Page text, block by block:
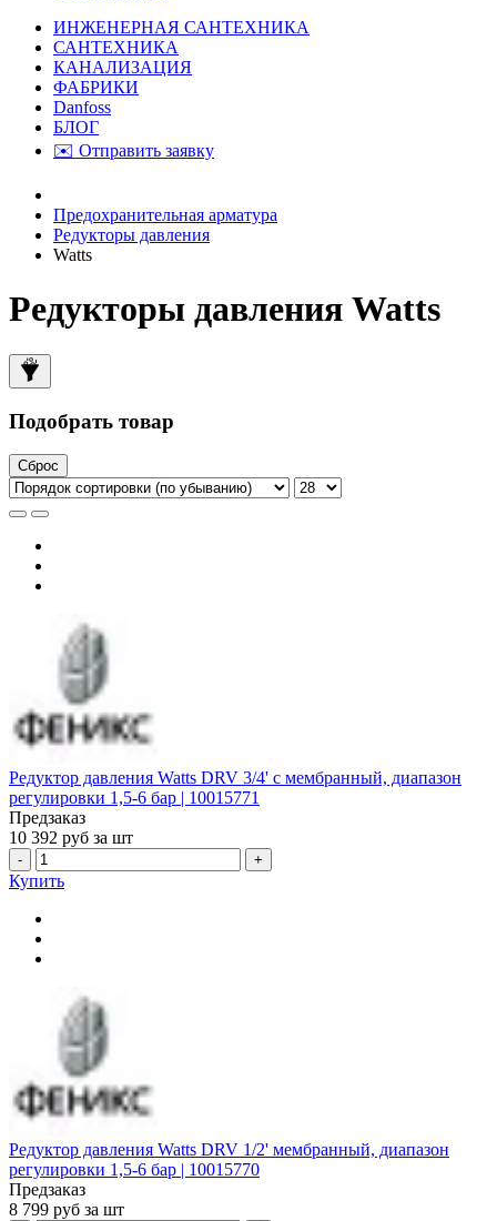
ИНЖЕНЕРНАЯ САНТЕХНИКА
САНТЕХНИКА
КАНАЛИЗАЦИЯ
ФАБРИКИ
Danfoss
БЛОГ
✉️ Отправить заявку
Предохранительная арматура
Редукторы давления
Watts
Редукторы давления Watts
Подобрать товар
Сброс
Редуктор давления Watts DRV 3/4' с мембранный, диапазон
регулировки 1,5-6 бар | 10015771
Предзаказ
10 392 руб за шт
- +
Купить
Редуктор давления Watts DRV 1/2' мембранный, диапазон
регулировки 1,5-6 бар | 10015770
Предзаказ
8 799 руб за шт